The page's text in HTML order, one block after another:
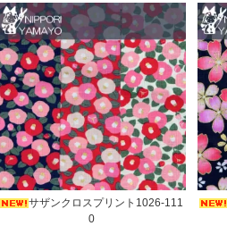
サザンクロスプリント1026-111
0